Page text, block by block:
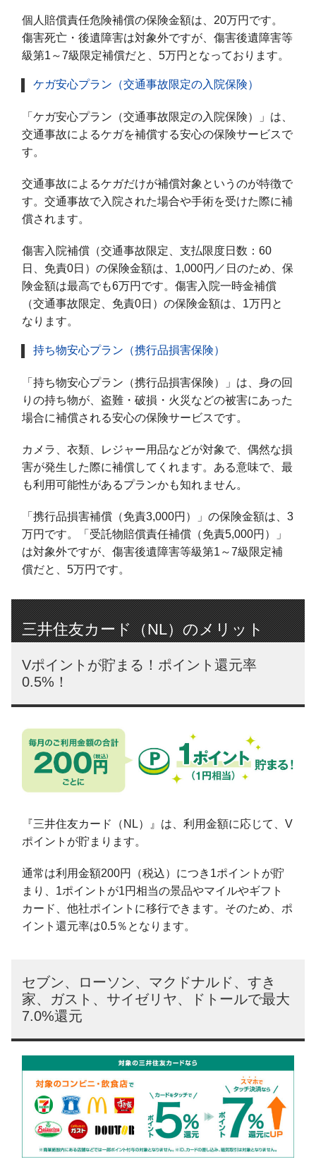
個人賠償責任危険補償の保険金額は、20万円です。
傷害死亡・後遺障害は対象外ですが、傷害後遺障害等
級第1～7級限定補償だと、5万円となっております。
ケガ安心プラン（交通事故限定の入院保険）
「ケガ安心プラン（交通事故限定の入院保険）」は、
交通事故によるケガを補償する安心の保険サービスで
す。
交通事故によるケガだけが補償対象というのが特徴で
す。交通事故で入院された場合や手術を受けた際に補
償されます。
傷害入院補償（交通事故限定、支払限度日数：60
日、免責0日）の保険金額は、1,000円／日のため、保
険金額は最高でも6万円です。傷害入院一時金補償
（交通事故限定、免責0日）の保険金額は、1万円と
なります。
持ち物安心プラン（携行品損害保険）
「持ち物安心プラン（携行品損害保険）」は、身の回
りの持ち物が、盗難・破損・火災などの被害にあった
場合に補償される安心の保険サービスです。
カメラ、衣類、レジャー用品などが対象で、偶然な損
害が発生した際に補償してくれます。ある意味で、最
も利用可能性があるプランかも知れません。
「携行品損害補償（免責3,000円）」の保険金額は、3
万円です。「受託物賠償責任補償（免責5,000円）」
は対象外ですが、傷害後遺障害等級第1～7級限定補
償だと、5万円です。
三井住友カード（NL）のメリット
Vポイントが貯まる！ポイント還元率
0.5%！
『三井住友カード（NL）』は、利用金額に応じて、V
ポイントが貯まります。
通常は利用金額200円（税込）につき1ポイントが貯
まり、1ポイントが1円相当の景品やマイルやギフト
カード、他社ポイントに移行できます。そのため、ポ
イント還元率は0.5％となります。
セブン、ローソン、マクドナルド、すき
家、ガスト、サイゼリヤ、ドトールで最大
7.0%還元